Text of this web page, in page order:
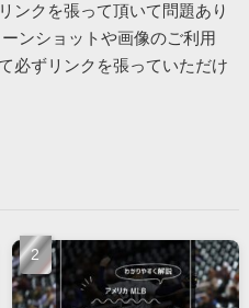
ンクを張って頂いて問題あり
ンショットや画像のご利用
必ずリンクを張っていただけ